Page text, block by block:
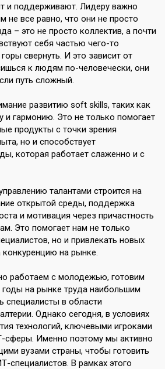
и поддерживают. Лидеру важно
не все равно, что они не просто
– это не просто коллектив, а почти
себя частью чего-то
свернуть. И это зависит от
к людям по-человечески, они
путь сложный.
развитию soft skills, таких как
и гармонию. Это не только помогает
продукты с точки зрения
но и способствует
которая работает слаженно и с
талантами строится на
открытой среды, поддержка
и мотивация через причастность
Это помогает нам не только
но и привлекать новых
конкуренцию на рынке.
работаем с молодежью, готовим
на рынке труда наибольшим
специалисты в области
Однако сегодня, в условиях
технологий, ключевыми игроками
сферы. Именно поэтому мы активно
вузами страны, чтобы готовить
специалистов. В рамках этого